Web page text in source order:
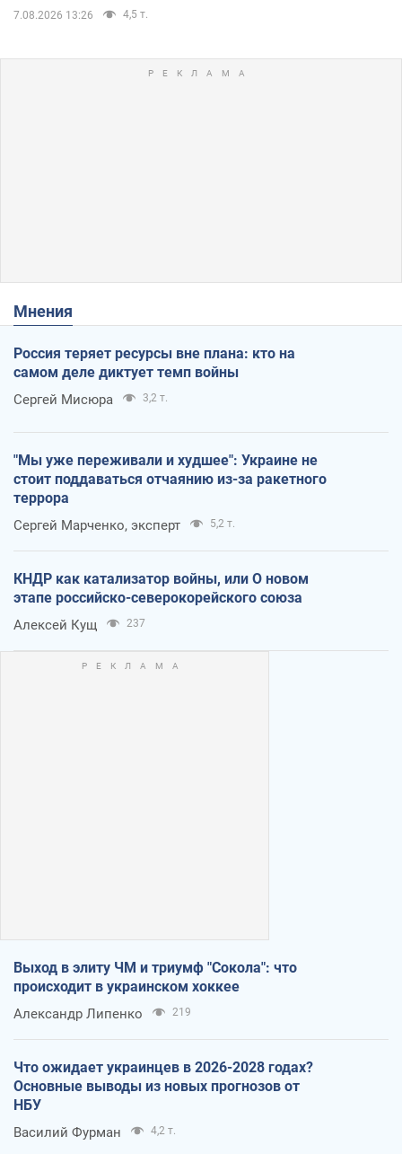
7.08.2026 13:26 4,5 т.
Мнения
Россия теряет ресурсы вне плана: кто на
самом деле диктует темп войны
Сергей Мисюра 3,2 т.
"Мы уже переживали и худшее": Украине не
стоит поддаваться отчаянию из-за ракетного
террора
Сергей Марченко, эксперт 5,2 т.
КНДР как катализатор войны, или О новом
этапе российско-северокорейского союза
Алексей Кущ 237
Выход в элиту ЧМ и триумф "Сокола": что
происходит в украинском хоккее
Александр Липенко 219
Что ожидает украинцев в 2026-2028 годах?
Основные выводы из новых прогнозов от
НБУ
Василий Фурман 4,2 т.